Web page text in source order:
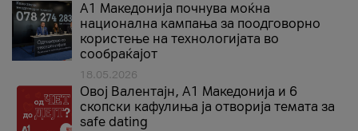
A1 Македонија почнува моќна
национална кампања за поодговорно
користење на технологијата во
сообраќајот
18.05.2026
Овој Валентајн, A1 Македонија и 6
скопски кафулиња ја отворија темата за
safe dating